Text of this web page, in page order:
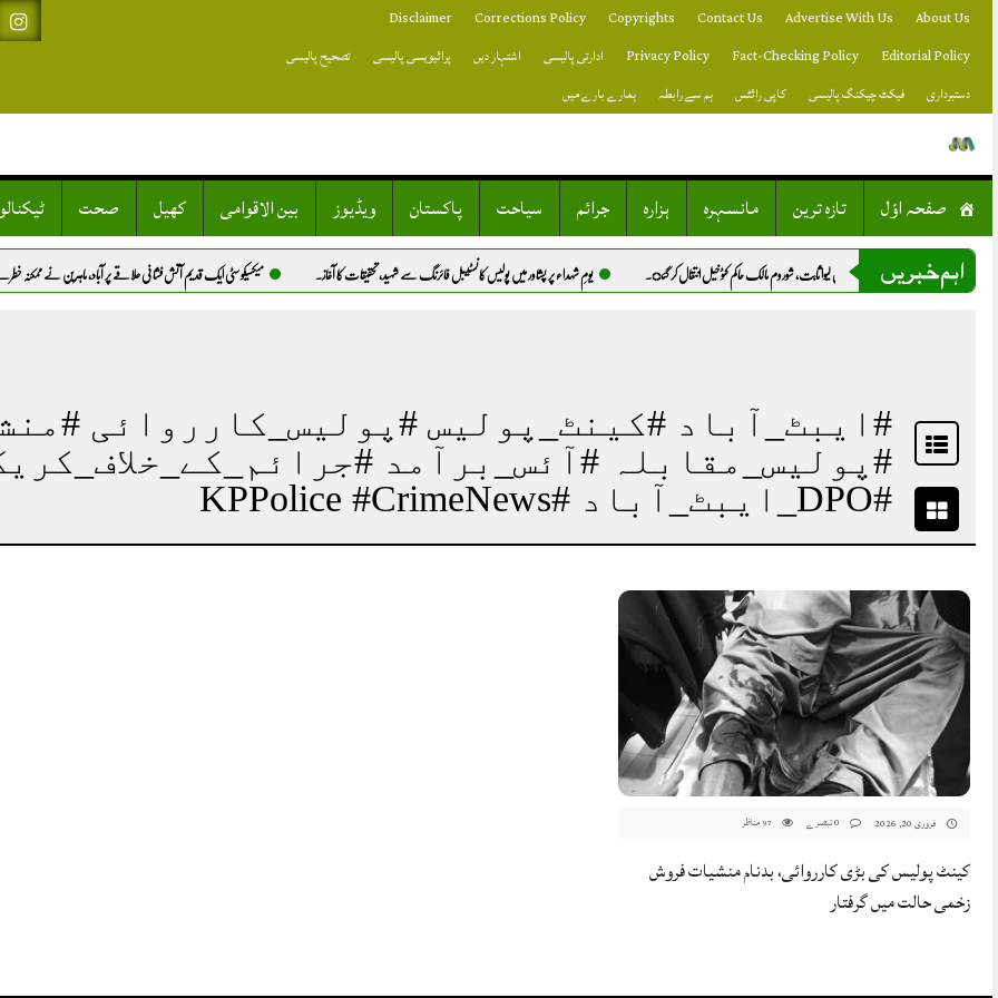
to
About Us
Advertise With Us
Contact Us
Copyrights
Corrections Policy
Disclaimer
Editorial Policy
Fact-Checking Policy
Privacy Policy ادارتی پالیسی اشتہار دیں پرائیویسی پالیسی
تصحیح پالیسی
دستبرداری
فیکٹ چیکنگ پالیسی کاپی رائٹس ہم سے رابطہ ہمارے بارے میں
صفحہ اوّل تازہ ترین مانسہرہ ہزارہ جرائم سیاحت پاکستان ویڈیوز بین الاقوامی کھیل صحت
اہم خبریں
میں چابی ڈالنے سے انفیکشن جان لیوا ثابت، شوروم مالک حاکم کٹوخیل انتقال کر گئ. یومِ شہداء پر پشاور میں پولیس کانسٹیبل فائرنگ سے شہید، تحقیقات کا آغاز. میکسیکو سٹی ایک قدیم آتش فشانی علاقے پر آباد، ماہرین نے ممکنہ خطرے سے
#ایبٹ_آباد #کینٹ_پولیس #پولیس_کارروائی
#پولیس_مقابلہ #آئس_برآمد
#DPO_ایبٹ_آباد #KPPolice #CrimeNews
فروری 20, 2026 97 مناظر
کینٹ پولیس کی بڑی کارروائی، بدنام منشیات فروش
زخمی حالت میں گرفتار